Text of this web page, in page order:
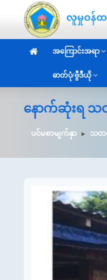
အကြောင်းအရာ
ဓာတ်ပုံ/ဗွီဒီယို
နောက်ဆုံးရ သတ
ပင်မစာမျက်နှာ သတင်